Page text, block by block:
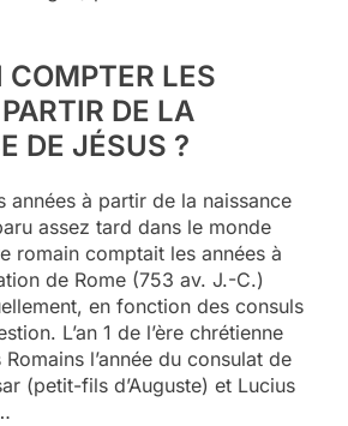
COMPTER LES
DE LA
DE JÉSUS ?
années à partir de la naissance
assez tard dans le monde
romain comptait les années à
de Rome (753 av. J.-C.)
en fonction des consuls
L’an 1 de l’ère chrétienne
l’année du consulat de
(petit-fils d’Auguste) et Lucius